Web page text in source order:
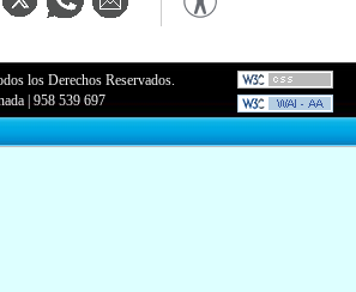
los Derechos Reservados.
|958 539 697